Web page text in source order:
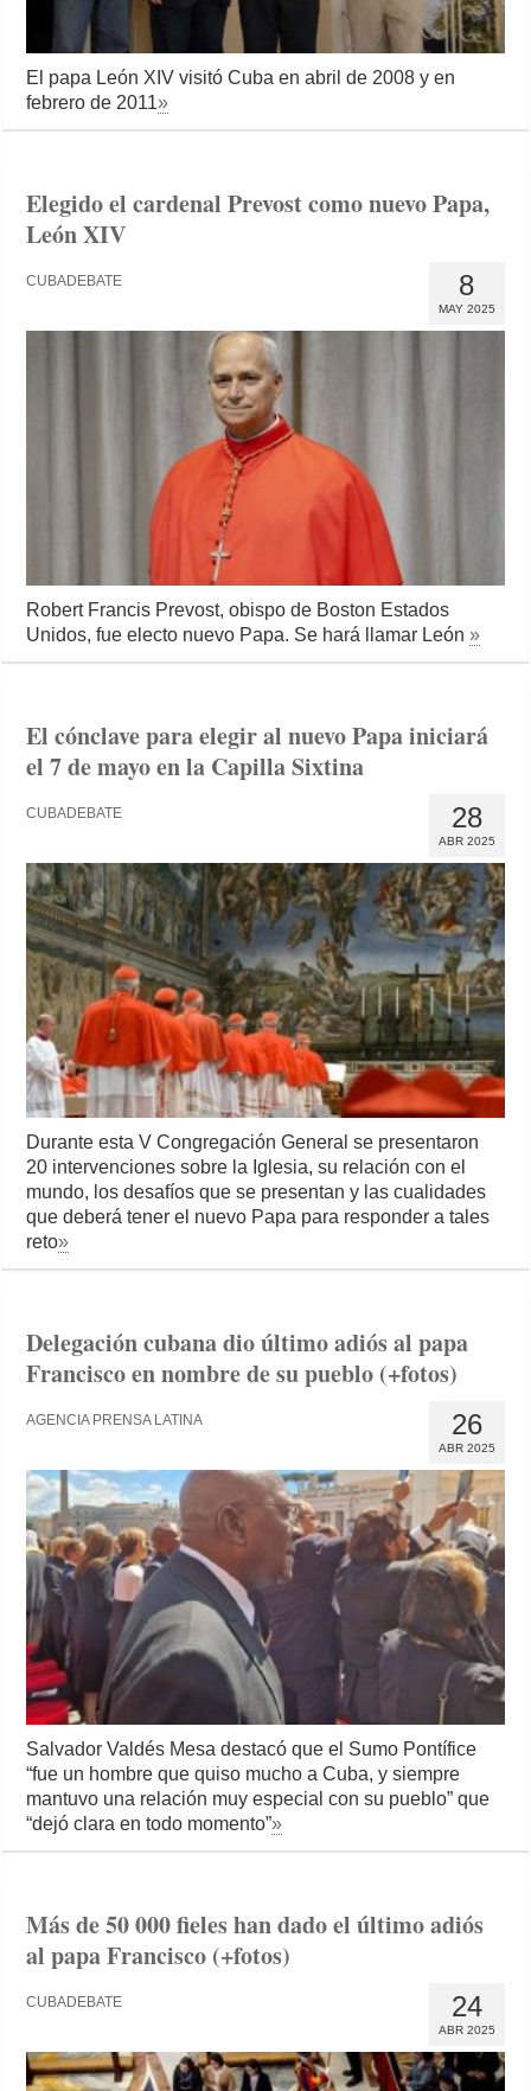
El papa León XIV visitó Cuba en abril de 2008 y en
febrero de 2011»
Elegido el cardenal Prevost como nuevo Papa,
León XIV
8
MAY 2025
CUBADEBATE
Robert Francis Prevost, obispo de Boston Estados
Unidos, fue electo nuevo Papa. Se hará llamar León»
El cónclave para elegir al nuevo Papa iniciará
el 7 de mayo en la Capilla Sixtina
28
ABR 2025
CUBADEBATE
Durante esta V Congregación General se presentaron
20 intervenciones sobre la Iglesia, su relación con el
mundo, los desafíos que se presentan y las cualidades
que deberá tener el nuevo Papa para responder a tales
reto»
Delegación cubana dio último adiós al papa
Francisco en nombre de su pueblo (+fotos)
26
ABR 2025
AGENCIA PRENSA LATINA
Salvador Valdés Mesa destacó que el Sumo Pontífice
“fue un hombre que quiso mucho a Cuba, y siempre
mantuvo una relación muy especial con su pueblo” que
“dejó clara en todo momento”»
Más de 50 000 fieles han dado el último adiós
al papa Francisco (+fotos)
24
ABR 2025
CUBADEBATE